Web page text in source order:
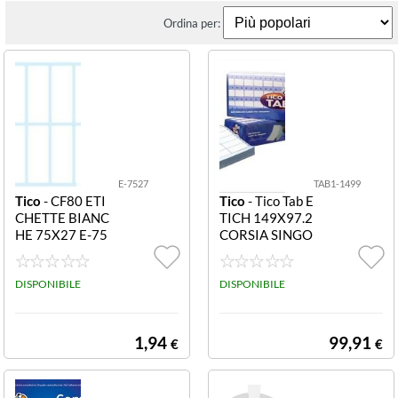
Ordina per:
E-7527
Tico - CF80 ETI
CHETTE BIANC
HE 75X27 E-75
27 Etichette bia
nche in busta - 7
5x27 - 10 ff
DISPONIBILE
1,94 €
TAB1-1499
Tico - Tico Tab E
TICH 149X97.2
CORSIA SINGO
LA TAB1-1499
AUTOADESIVE
X PC F.TO 149X
PZ) AGHI
DISPONIBILE
99,91 €